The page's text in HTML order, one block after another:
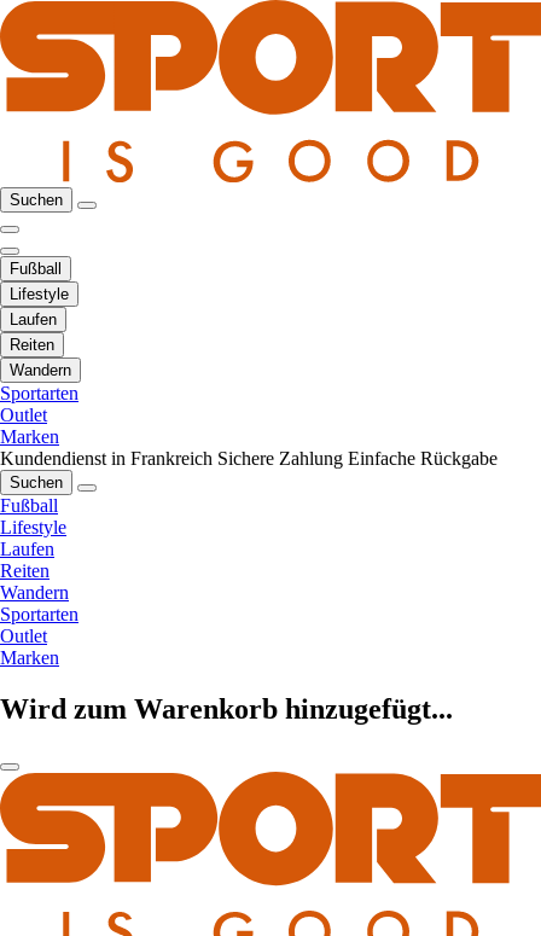
Suchen
Fußball
Lifestyle
Laufen
Reiten
Wandern
Sportarten
Outlet
Marken
Kundendienst in Frankreich Sichere Zahlung Einfache Rückgabe
Suchen
Fußball
Lifestyle
Laufen
Reiten
Wandern
Sportarten
Outlet
Marken
Wird zum Warenkorb hinzugefügt...